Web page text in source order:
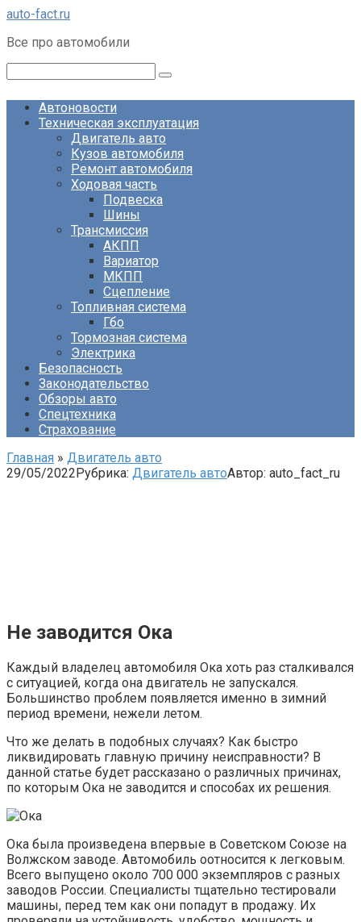
Перейти
контенту
auto-fact.ru
Все про автомобили
Автоновости
Техническая эксплуатация
Двигатель авто
Кузов автомобиля
Ремонт автомобиля
Ходовая часть
Подвеска
Шины
Трансмиссия
АКПП
Вариатор
МКПП
Сцепление
Топливная система
Гбо
Тормозная система
Электрика
Безопасность
Законодательство
Обзоры авто
Спецтехника
Страхование
Главная » Двигатель авто
29/05/2022Рубрика: Двигатель автоАвтор: auto_fact_ru
Не заводится Ока
Каждый владелец автомобиля Ока хоть раз сталкивался
с ситуацией, когда она двигатель не запускался.
Большинство проблем появляется именно в зимний
период времени, нежели летом.
Что же делать в подобных случаях? Как быстро
ликвидировать главную причину неисправности? В
данной статье будет рассказано о различных причинах,
по которым Ока не заводится и способах их решения.
Ока была произведена впервые в Советском Союзе на
Волжском заводе. Автомобиль оотносится к легковым.
Всего выпущено около 700 000 экземпляров с разных
заводов России. Специалисты тщательно тестировали
машины, перед тем как они попадут в продажу. Их